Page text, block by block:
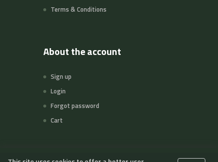
Terms & Conditions
About the account
Sign up
Login
Forgot password
Cart